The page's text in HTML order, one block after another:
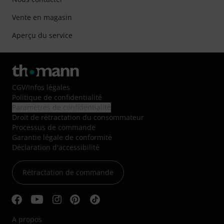
Vente en magasin
Aperçu du service
CGV/Infos légales
Politique de confidentialité
Droit de rétractation du consommateur
Processus de commande
Garantie légale de conformité
Déclaration d'accessibilité
Rétractation de commande
A propos